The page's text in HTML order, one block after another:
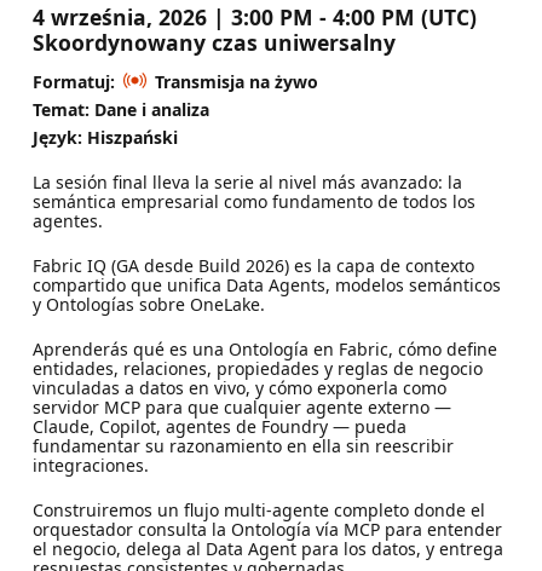
4 września, 2026 | 3:00 PM - 4:00 PM (UTC)
Skoordynowany czas uniwersalny
Formatuj:
Transmisja na żywo
Temat: Dane i analiza
Język: Hiszpański
La sesión final lleva la serie al nivel más avanzado: la
semántica empresarial como fundamento de todos los
agentes.
Fabric IQ (GA desde Build 2026) es la capa de contexto
compartido que unifica Data Agents, modelos semánticos
y Ontologías sobre OneLake.
Aprenderás qué es una Ontología en Fabric, cómo define
entidades, relaciones, propiedades y reglas de negocio
vinculadas a datos en vivo, y cómo exponerla como
servidor MCP para que cualquier agente externo —
Claude, Copilot, agentes de Foundry — pueda
fundamentar su razonamiento en ella sin reescribir
integraciones.
Construiremos un flujo multi-agente completo donde el
orquestador consulta la Ontología vía MCP para entender
el negocio, delega al Data Agent para los datos, y entrega